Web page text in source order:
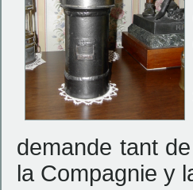
demande tant
la Compagnie y